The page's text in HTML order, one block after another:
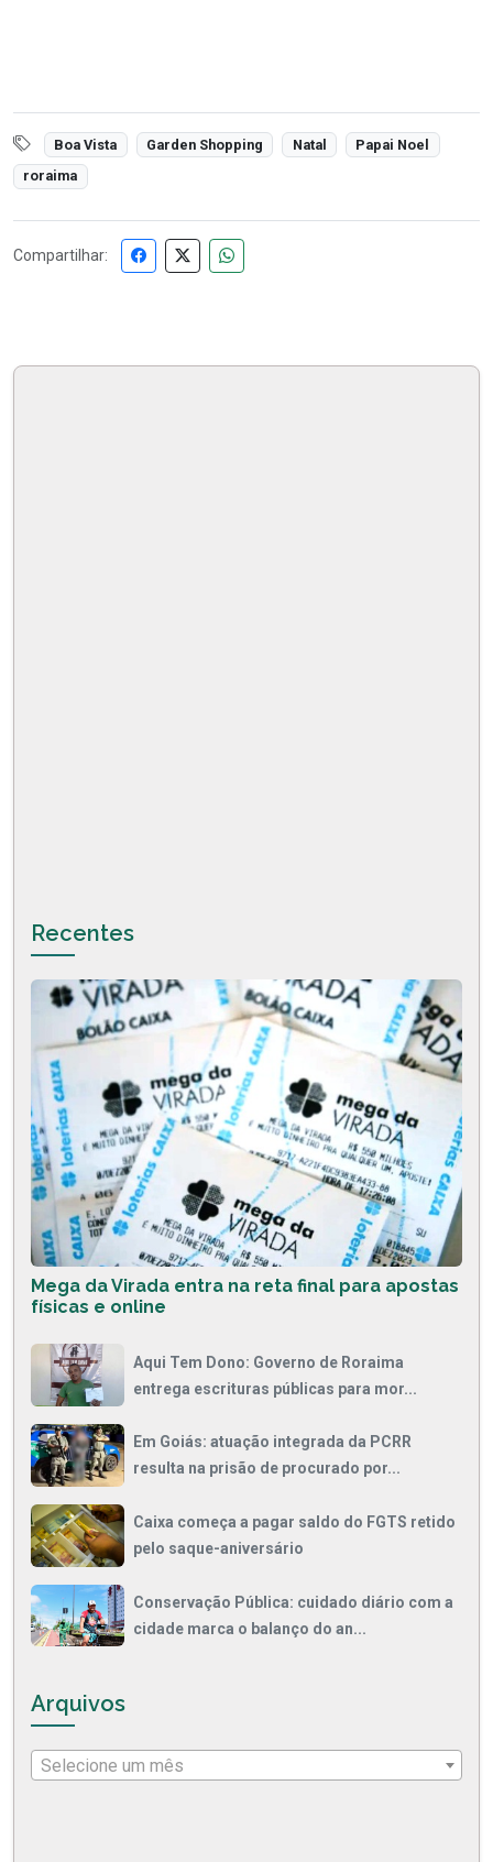
Boa Vista Garden Shopping Natal
Papai Noel
roraima
Compartilhar:
Recentes
Mega da Virada entra na reta final para apostas
físicas e online
Aqui Tem Dono: Governo de Roraima
entrega escrituras públicas para mor...
Em Goiás: atuação integrada da PCRR
resulta na prisão de procurado por...
Caixa começa a pagar saldo do FGTS retido
pelo saque-aniversário
Conservação Pública: cuidado diário com a
cidade marca o balanço do an...
Arquivos
Selecione um mês